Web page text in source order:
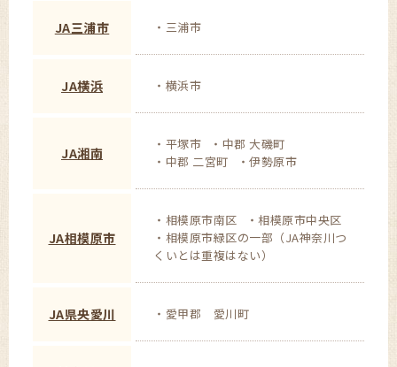
JA三浦市 三浦市
JA横浜 横浜市
JA湘南
平塚市
中郡 大磯町
中郡 二宮町
伊勢原市
JA相模原市
相模原市南区
相模原市中央区
相模原市緑区の一部（JA神奈川つ
くいとは重複はない）
JA県央愛川 愛甲郡 愛川町